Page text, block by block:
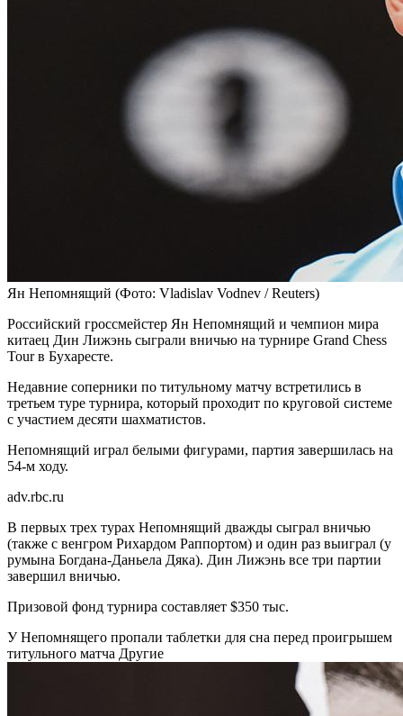
Ян Непомнящий (Фото: Vladislav Vodnev / Reuters)
Российский гроссмейстер Ян Непомнящий и чемпион мира
китаец Дин Лижэнь сыграли вничью на турнире Grand Chess
Tour в Бухаресте.
Недавние соперники по титульному матчу встретились в
третьем туре турнира, который проходит по круговой системе
с участием десяти шахматистов.
Непомнящий играл белыми фигурами, партия завершилась на
54-м ходу.
adv.rbc.ru
В первых трех турах Непомнящий дважды сыграл вничью
(также с венгром Рихардом Раппортом) и один раз выиграл (у
румына Богдана-Даньела Дяка). Дин Лижэнь все три партии
завершил вничью.
Призовой фонд турнира составляет $350 тыс.
У Непомнящего пропали таблетки для сна перед проигрышем
титульного матча Другие